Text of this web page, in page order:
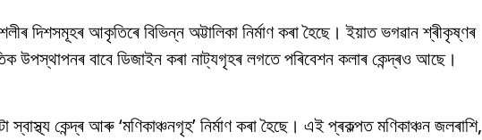
দিশসমূহৰ আকৃতিৰে বিভিন্ন অট্টালিকা নিৰ্মাণ কৰা হৈছে। ইয়াত ভগৱান শ্ৰীকৃষ্ণৰ
উপস্থাপনৰ বাবে ডিজাইন কৰা নাট্যগৃহৰ লগতে পৰিবেশন কলাৰ কেন্দ্ৰও আছে।
কেন্দ্ৰ আৰু ‘মণিকাঞ্চনগৃহ’ নিৰ্মাণ কৰা হৈছে। এই প্ৰকল্পত মণিকাঞ্চন জলৰাশি,